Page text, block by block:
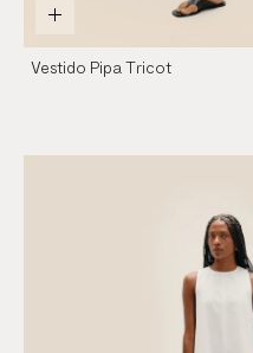
Vestido Pipa Tricot